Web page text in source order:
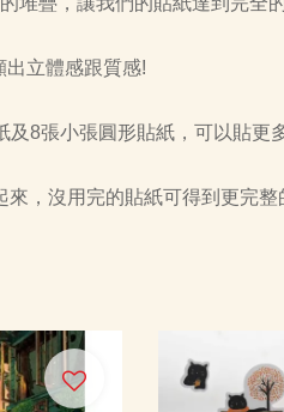
立體感跟質感!
8張小張圓形貼紙，可以貼更
，沒用完的貼紙可得到更完整